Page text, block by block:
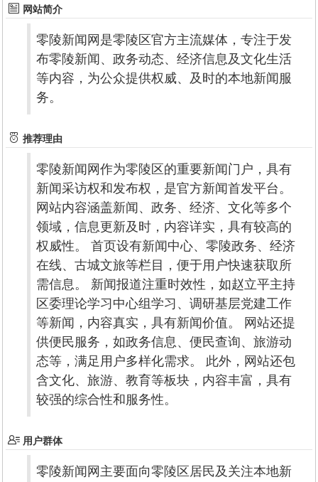
网站简介
零陵新闻网是零陵区官方主流媒体，专注于发
布零陵新闻、政务动态、经济信息及文化生活
等内容，为公众提供权威、及时的本地新闻服
务。
推荐理由
零陵新闻网作为零陵区的重要新闻门户，具有
新闻采访权和发布权，是官方新闻首发平台。
网站内容涵盖新闻、政务、经济、文化等多个
领域，信息更新及时，内容详实，具有较高的
权威性。 首页设有新闻中心、零陵政务、经济
在线、古城文旅等栏目，便于用户快速获取所
需信息。 新闻报道注重时效性，如赵立平主持
区委理论学习中心组学习、调研基层党建工作
等新闻，内容真实，具有新闻价值。 网站还提
供便民服务，如政务信息、便民查询、旅游动
态等，满足用户多样化需求。 此外，网站还包
含文化、旅游、教育等板块，内容丰富，具有
较强的综合性和服务性。
用户群体
零陵新闻网主要面向零陵区居民及关注本地新